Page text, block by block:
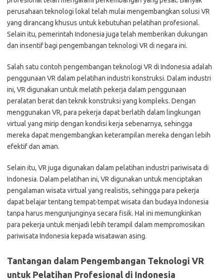
perusahaan teknologi lokal telah mulai mengembangkan solusi VR
yang dirancang khusus untuk kebutuhan pelatihan profesional.
Selain itu, pemerintah Indonesia juga telah memberikan dukungan
dan insentif bagi pengembangan teknologi VR di negara ini.
Salah satu contoh pengembangan teknologi VR di Indonesia adalah
penggunaan VR dalam pelatihan industri konstruksi. Dalam industri
ini, VR digunakan untuk melatih pekerja dalam penggunaan
peralatan berat dan teknik konstruksi yang kompleks. Dengan
menggunakan VR, para pekerja dapat berlatih dalam lingkungan
virtual yang mirip dengan kondisi kerja sebenarnya, sehingga
mereka dapat mengembangkan keterampilan mereka dengan lebih
efektif dan aman.
Selain itu, VR juga digunakan dalam pelatihan industri pariwisata di
Indonesia. Dalam pelatihan ini, VR digunakan untuk menciptakan
pengalaman wisata virtual yang realistis, sehingga para pekerja
dapat belajar tentang tempat-tempat wisata dan budaya Indonesia
tanpa harus mengunjunginya secara fisik. Hal ini memungkinkan
para pekerja untuk menjadi lebih terampil dalam mempromosikan
pariwisata Indonesia kepada wisatawan asing.
Tantangan dalam Pengembangan Teknologi VR
untuk Pelatihan Profesional di Indonesia